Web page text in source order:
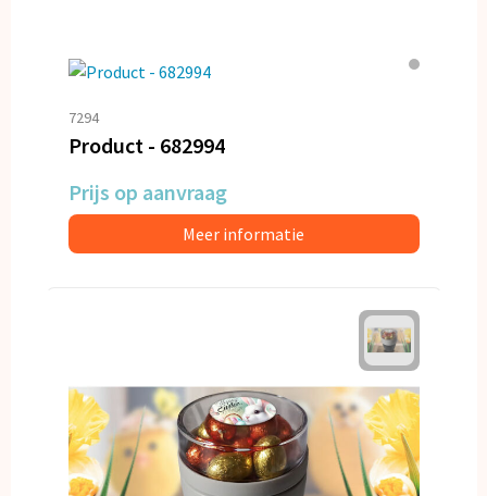
7294
Product - 682994
Prijs op aanvraag
Meer informatie